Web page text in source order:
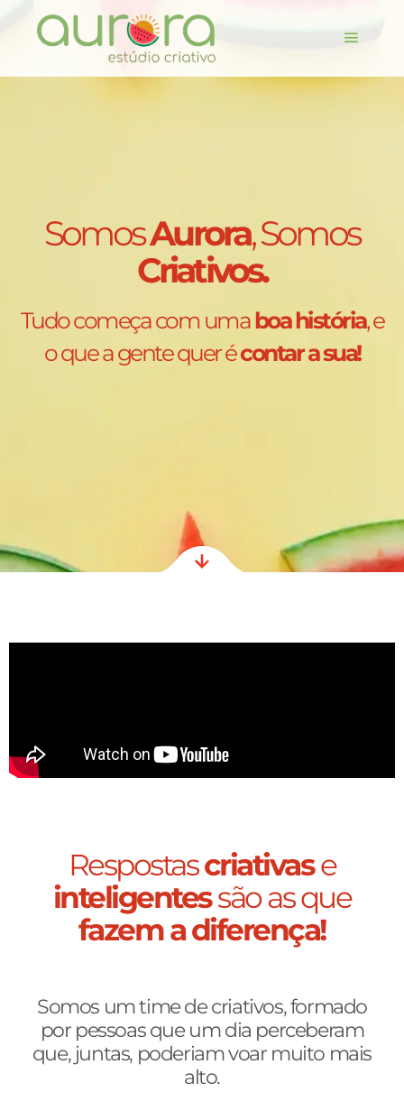
SomosAurora, Somos
Criativos.
Tudo começa com umaboa história, e
o que a gente quer écontar a sua!
Respostascriativase
inteligentessão as que
fazem a diferença!
Somos um time de criativos, formado
por pessoas que um dia perceberam
que, juntas, poderiam voar muito mais
alto.